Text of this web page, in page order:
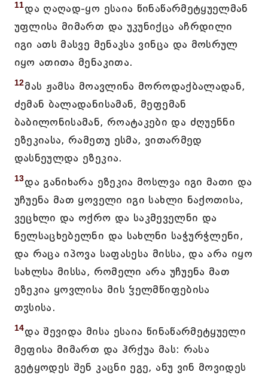
11და ღაღად-ყო ესაია წინაწარმეტყუელმან
უფლისა მიმართ და უკუნიქცა აჩრდილი
იგი ათს მასვე მენაკსა ვინცა და მოსრულ
იყო ათითა მენაკითა.
12მას ჟამსა მოავლინა მოროდაქბალადან,
ძემან ბალადანისამან, მეფემან
ბაბილონისამან, როატაკები და ძღუენნი
ეზეკიასა, რამეთუ ესმა, ვითარმედ
დასნეულდა ეზეკია.
13და განიხარა ეზეკია მოსლვა იგი მათი და
უჩუენა მათ ყოველი იგი სახლი ნაქოთისა,
ვეცხლი და ოქრო და საკმეველნი და
ნელსაცხებელნი და სახლნი საჭურჭლენი,
და რაცა იპოვა საფასესა მისსა, და არა იყო
სახლსა მისსა, რომელი არა უჩუენა მათ
ეზეკია ყოვლისა მის ჴელმწიფებისა
თჳსისა.
14და შევიდა მისა ესაია წინაწარმეტყუელი
მეფისა მიმართ და ჰრქუა მას: რასა
გეტყოდეს შენ კაცნი ეგე, ანუ ვინ მოვიდეს